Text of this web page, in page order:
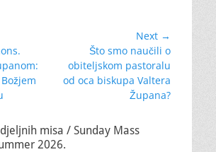
Next →
post:
Što smo naučili o
obiteljskom pastoralu
od oca biskupa Valtera
Župana?
misa / Sunday Mass
2026.